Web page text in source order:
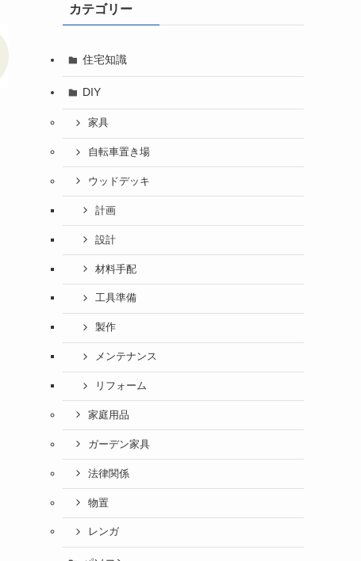
カテゴリー
住宅知識
DIY
家具
自転車置き場
ウッドデッキ
計画
設計
材料手配
工具準備
製作
メンテナンス
リフォーム
家庭用品
ガーデン家具
法律関係
物置
レンガ